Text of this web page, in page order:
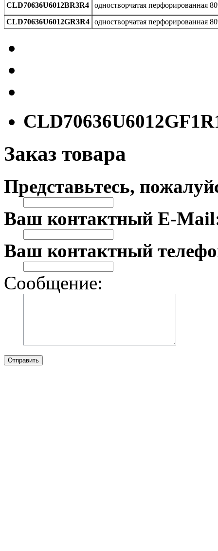
CLD70636U6012BR3R4
одностворчатая перфорированная
CLD70636U6012GR3R4 одностворчатая перфорированная
Заказ товара
Представьтесь,
Ваш контактный E-
Ваш контактный
Сообщение:
Отправить